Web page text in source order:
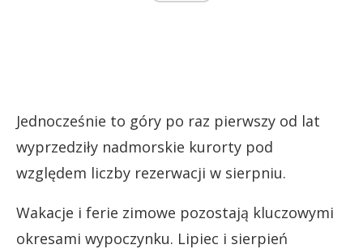
Jednocześnie to góry po raz pierwszy od lat
wyprzedziły nadmorskie kurorty pod
względem liczby rezerwacji w sierpniu.
Wakacje i ferie zimowe pozostają kluczowymi
okresami wypoczynku. Lipiec i sierpień